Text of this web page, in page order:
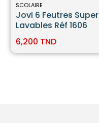
SCOLAIRE
Jovi 6 Feutres Super
Lavables Réf 1606
6,200 TND